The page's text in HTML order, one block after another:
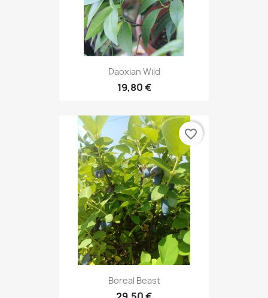
Daoxian Wild
19,80 €
Boreal Beast
favorite_border